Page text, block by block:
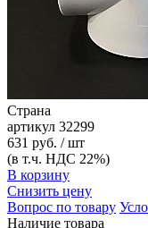
Страна
артикул 32299
631 руб. / шт
(в т.ч. НДС 22%)
В корзину
Снизить цену
Вопрос по товару
Наличие товара